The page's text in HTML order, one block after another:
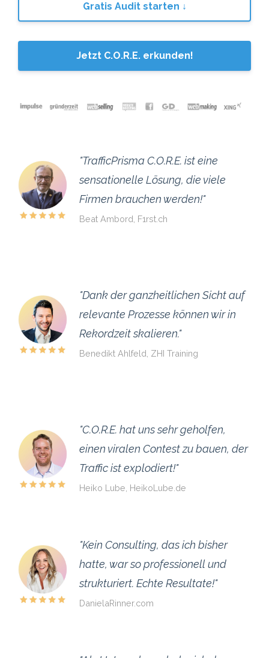
Gratis Audit starten ↓
Jetzt C.O.R.E. erkunden!
"TrafficPrisma C.O.R.E. ist eine
sensationelle Lösung, die viele
Firmen brauchen werden!"
Beat Ambord, F1rst.ch
"Dank der ganzheitlichen Sicht auf
relevante Prozesse können wir in
Rekordzeit skalieren."
Benedikt Ahlfeld, ZHI Training
"C.O.R.E. hat uns sehr geholfen,
einen viralen Contest zu bauen, der
Traffic ist explodiert!"
Heiko Lube, HeikoLube.de
"Kein Consulting, das ich bisher
hatte, war so professionell und
strukturiert. Echte Resultate!"
DanielaRinner.com